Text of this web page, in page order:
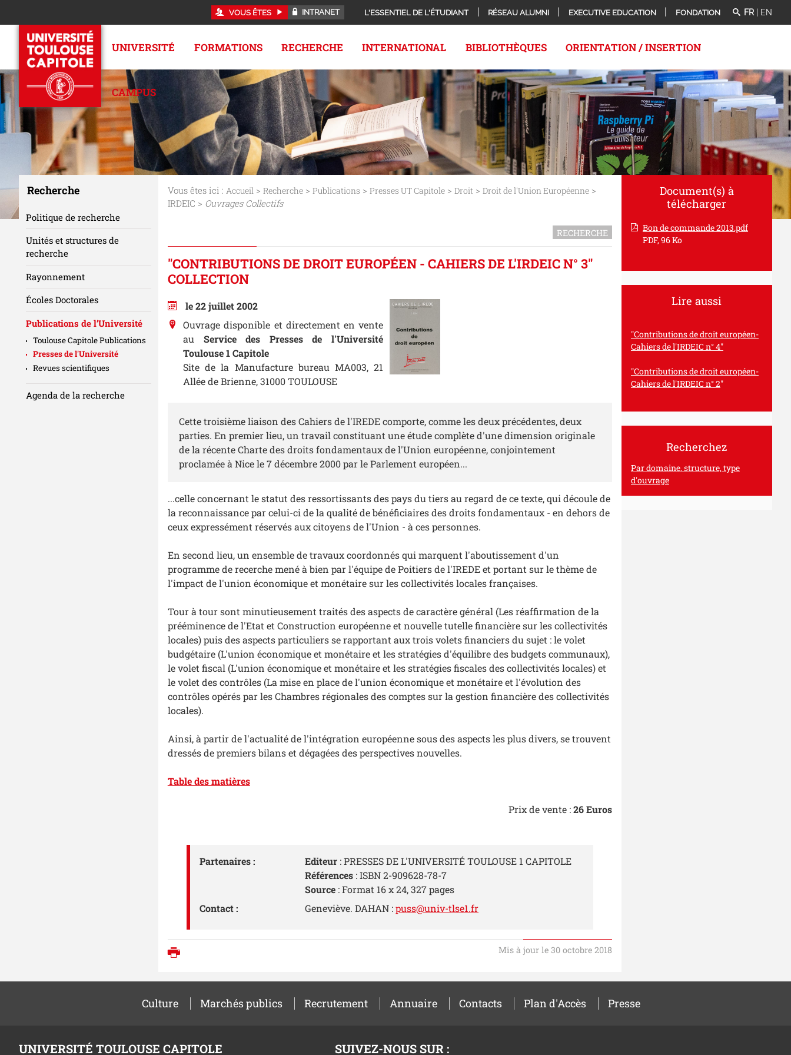
VOUS ÊTES INTRANET L'ESSENTIEL DE L'ÉTUDIANT RÉSEAU ALUMNI EXECUTIVE EDUCATION FONDATION FR EN
UNIVERSITÉ FORMATIONS RECHERCHE INTERNATIONAL BIBLIOTHÈQUES ORIENTATION / INSERTION
CAMPUS
Vous êtes ici : Accueil> Recherche> Publications > Presses UT Capitole> Droit> Droit de l'Union Européenne>
IRDEIC > Ouvrages Collectifs
RECHERCHE
"CONTRIBUTIONS DE DROIT EUROPÉEN - CAHIERS DE L'IRDEIC N° 3"
COLLECTION
le 22 juillet 2002
Ouvrage disponible et directement en vente
au Service des Presses de l'Université
Toulouse 1 Capitole
Site de la Manufacture bureau MA003, 21
Allée de Brienne, 31000 TOULOUSE
Cette troisième liaison des Cahiers de l'IREDE comporte, comme les deux précédentes, deux
parties. En premier lieu, un travail constituant une étude complète d'une dimension originale
de la récente Charte des droits fondamentaux de l'Union européenne, conjointement
proclamée à Nice le 7 décembre 2000 par le Parlement européen...
...celle concernant le statut des ressortissants des pays du tiers au regard de ce texte, qui découle de
la reconnaissance par celui-ci de la qualité de bénéficiaires des droits fondamentaux - en dehors de
ceux expressément réservés aux citoyens de l'Union - à ces personnes.
En second lieu, un ensemble de travaux coordonnés qui marquent l'aboutissement d'un
programme de recerche mené à bien par l'équipe de Poitiers de l'IREDE et portant sur le thème de
l'impact de l'union économique et monétaire sur les collectivités locales françaises.
Tour à tour sont minutieusement traités des aspects de caractère général (Les réaffirmation de la
prééminence de l'Etat et Construction européenne et nouvelle tutelle financière sur les collectivités
locales) puis des aspects particuliers se rapportant aux trois volets financiers du sujet : le volet
budgétaire (L'union économique et monétaire et les stratégies d'équilibre des budgets communaux),
le volet fiscal (L'union économique et monétaire et les stratégies fiscales des collectivités locales) et
le volet des contrôles (La mise en place de l'union économique et monétaire et l'évolution des
contrôles opérés par les Chambres régionales des comptes sur la gestion financière des collectivités
locales).
Ainsi, à partir de l'actualité de l'intégration européenne sous des aspects les plus divers, se trouvent
dressés de premiers bilans et dégagées des perspectives nouvelles.
Table des matières
Prix de vente :26 Euros
Partenaires : Editeur : PRESSES DE L'UNIVERSITÉ TOULOUSE 1 CAPITOLE
Références : ISBN 2-909628-78-7
Source : Format 16 x 24, 327 pages
Contact :
Geneviève. DAHAN :puss@univ-tlse1.fr
Mis à jour le 30 octobre 2018
Document(s) à
télécharger
Bon de commande 2013.pdf
PDF, 96 Ko
Lire aussi
"Contributions de droit européen-
Cahiers de l'IRDEIC n° 4"
"Contributions de droit européen-
Cahiers de l'IRDEIC n° 2"
Recherchez
Par domaine, structure, type
d'ouvrage
Recherche
Politique de recherche
Unités et structures de
recherche
Rayonnement
Écoles Doctorales
Publications de l’Université
Toulouse Capitole Publications
Presses de l'Université
Revues scientifiques
Agenda de la recherche
Culture Marchés publics Recrutement Annuaire Contacts Plan d'Accès Presse
UNIVERSITÉ TOULOUSE CAPITOLE SUIVEZ-NOUS SUR :